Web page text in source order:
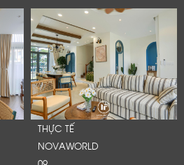
THỰC TẾ
NOVAWORLD
CẢM ƠN